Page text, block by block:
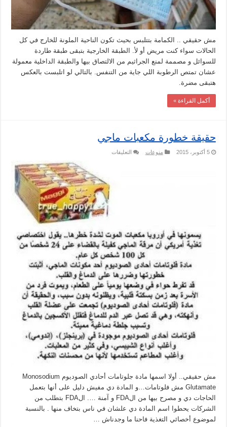
مش حقيقي .. الكمامة بتتلبس بحيث تكون الناحية الملونة للخارج في كل
الحالات سواء كنت مريض أو لأ. الطبقة الخارجية بتبقى طبقة طاردة
للسوائل و مصممة لمنع الجراثيم من الالتصاق بيها والطبقة الداخلية معمولة
عشان تمتص الرطوبة اللي جاية من التنفس. بالتالي لو اتلبست بالعكس
هتبقى مضرة.
أكمل القراءة »
حقيقة خطورة مكعبات ماجي
5 أكتوبر، 2015 منوعات التعليقات
ماجي
مغلقة
مش حقيقي.. أولا اسمها مادة جلوتامات أحادي الصوديوم Monosodium
Glutamate مش فلوتامات…و المادة دي مفيش دليل على أنها بتعمل
الحاجات دي و مصرح بيها من الFDA و آمنة …. الFDA بتطلب من
الشركات يحطوا اسم المادة دي علشان في ناس بتخاف منها . بالنسبة
لموضوع أخصائي التغذية فاحنا ما وجدناش …